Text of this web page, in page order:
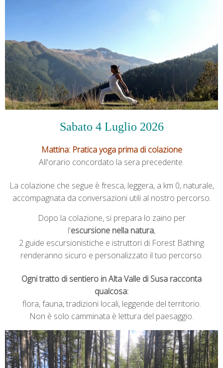
Sabato 4 Luglio 2026
Mattina: Pratica yoga prima di colazione
All'orario concordato la sera precedente.
La colazione che segue è fresca, leggera, a km 0, naturale,
accompagnata da conversazioni utili al nostro percorso.
Dopo la colazione, si prepara lo zaino per
l'escursione nella natura,
2 guide escursionistiche e istruttori di Forest Bathing
renderanno sicuro e personalizzato il tuo percorso.
Ogni tratto di sentiero in Alta Valle di Susa racconta
qualcosa:
flora, fauna, tradizioni locali, leggende del territorio.
Non è solo camminata è lettura del paesaggio.